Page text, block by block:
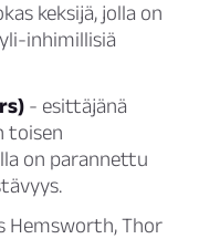
keksijä, jolla on
inhimillisiä
- esittäjänä
toisen
on parannettu
Hemsworth, Thor